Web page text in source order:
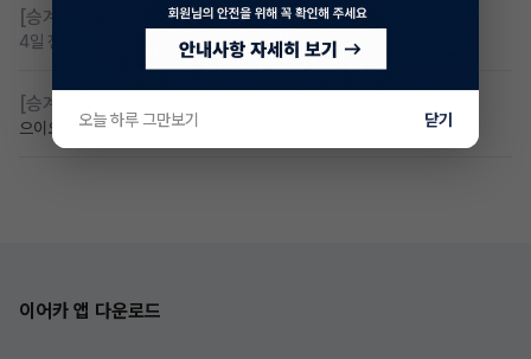
[승계찾아줘] 무보증 무심사 전기차 승계 알아봅니다
4일 전
[승계찾아줘]
으이오닉 6일 전조회 68댓글 0
이어카 앱 다운로드
오늘 하루 그만보기 닫기